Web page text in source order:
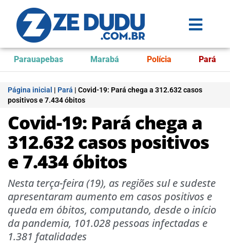
Parauapebas Marabá Polícia Pará
Página inicial | Pará | Covid-19: Pará chega a 312.632 casos
positivos e 7.434 óbitos
Covid-19: Pará chega a
312.632 casos positivos
e 7.434 óbitos
Nesta terça-feira (19), as regiões sul e sudeste
apresentaram aumento em casos positivos e
queda em óbitos, computando, desde o início
da pandemia, 101.028 pessoas infectadas e
1.381 fatalidades